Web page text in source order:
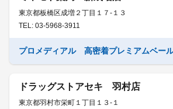
東京都板橋区成増２丁目１７-１３
TEL: 03-5968-3911
プロメディアル 高密着プレミアムベー
ドラッグストアセキ 羽村店
東京都羽村市栄町１丁目１３-１